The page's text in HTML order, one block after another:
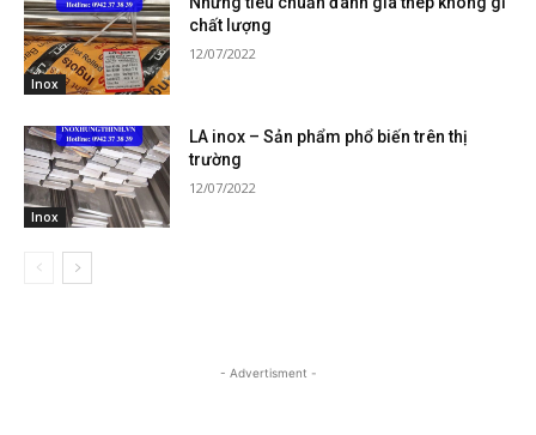
Inox
chất lượng
12/07/2022
Inox
LA inox – Sản phẩm phổ biến trên thị
trường
12/07/2022
- Advertisment -